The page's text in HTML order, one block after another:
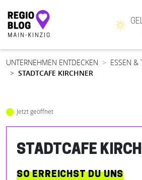
Hauptnavigation
UNTERNEHMEN ENTDECKEN ESSEN &
STADTCAFE KIRCHNER
Jetzt geöffnet
STADTCAFE
SO ERREICHST DU UNS